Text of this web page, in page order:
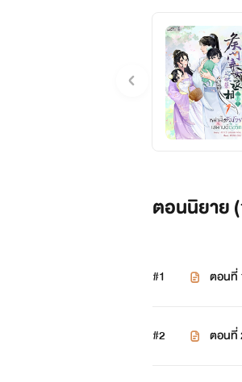
ตอนนิยาย (
#1 ตอนที่
#2 ตอนที่